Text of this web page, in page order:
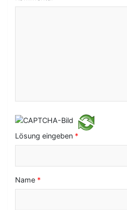
N
o
n
Lösung eingeben *
Name *